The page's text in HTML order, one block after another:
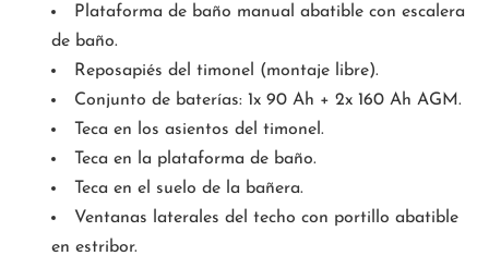
Plataforma de baño manual abatible con escalera
de baño.
Reposapiés del timonel (montaje libre).
Conjunto de baterías: 1x 90 Ah + 2x 160 Ah AGM.
Teca en los asientos del timonel.
Teca en la plataforma de baño.
Teca en el suelo de la bañera.
Ventanas laterales del techo con portillo abatible
en estribor.